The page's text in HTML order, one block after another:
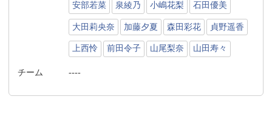
安部若菜 泉綾乃 小嶋花梨 石田優美
大田莉央奈 加藤夕夏 森田彩花 貞野遥香
上西怜 前田令子 山尾梨奈 山田寿々
チーム ----